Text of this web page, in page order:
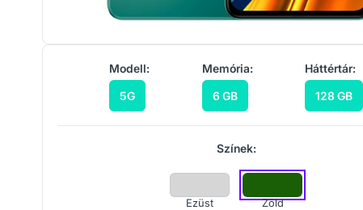
Modell:
5G
Memória:
6 GB
Háttértár:
128 GB
Színek:
Ezüst Zöld